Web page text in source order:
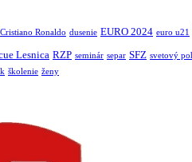
Cristiano Ronaldo dusenie EURO 2024 euro u21
Lesnica RZP seminár separ SFZ svetový
školenie ženy